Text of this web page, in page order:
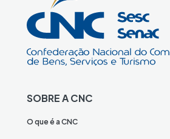
SOBRE A CNC
O que é a CNC